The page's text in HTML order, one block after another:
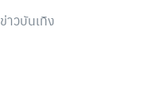
ข่าวบันเทิง